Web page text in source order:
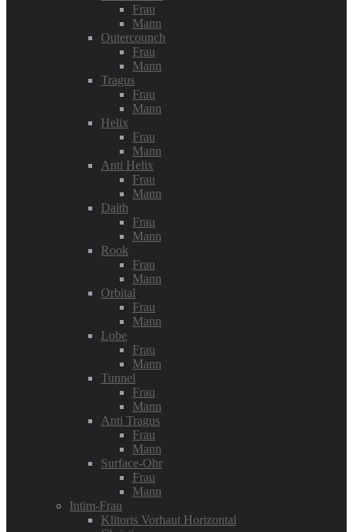
Frau
Mann
Outercounch
Frau
Mann
Tragus
Frau
Mann
Helix
Frau
Mann
Anti Helix
Frau
Mann
Daith
Frau
Mann
Rook
Frau
Mann
Orbital
Frau
Mann
Lobe
Frau
Mann
Tunnel
Frau
Mann
Anti Tragus
Frau
Mann
Surface-Ohr
Frau
Mann
Intim-Frau
Klitoris Vorhaut Horizontal